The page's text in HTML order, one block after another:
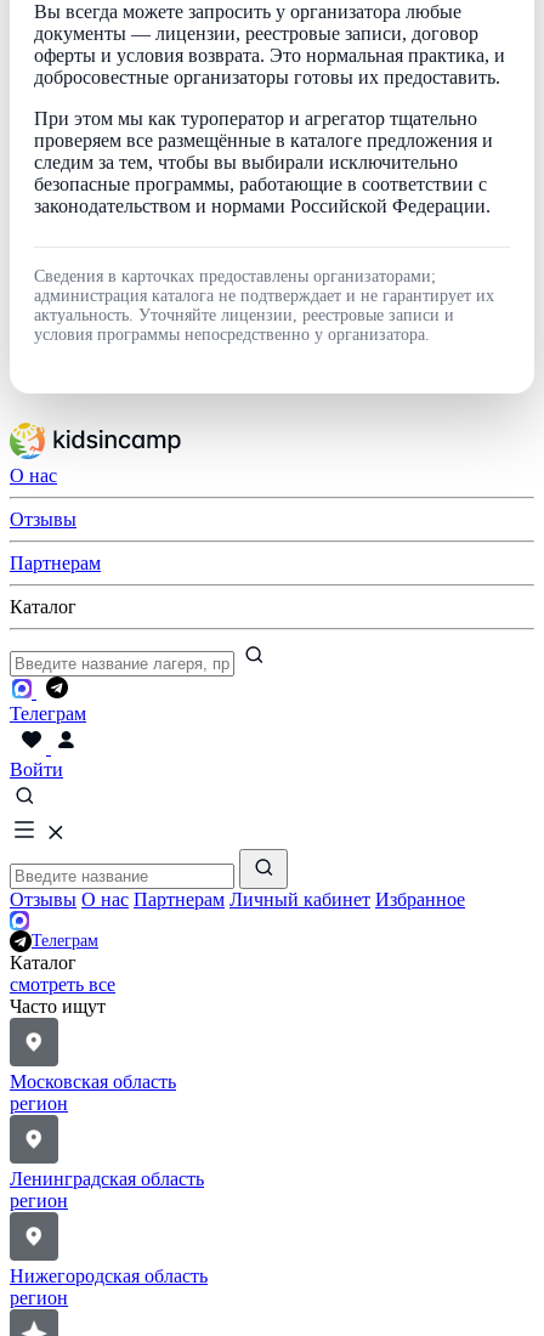
Вы всегда можете запросить у организатора любые
документы — лицензии, реестровые записи, договор
оферты и условия возврата. Это нормальная практика, и
добросовестные организаторы готовы их предоставить.
При этом мы как туроператор и агрегатор тщательно
проверяем все размещённые в каталоге предложения и
следим за тем, чтобы вы выбирали исключительно
безопасные программы, работающие в соответствии с
законодательством и нормами Российской Федерации.
Сведения в карточках предоставлены организаторами;
администрация каталога не подтверждает и не гарантирует их
актуальность. Уточняйте лицензии, реестровые записи и
условия программы непосредственно у организатора.
О нас
Отзывы
Партнерам
Каталог
Телеграм
Войти
Отзывы О нас Партнерам Личный кабинет Избранное
Телеграм
Каталог
смотреть все
Часто ищут
Московская область
регион
Ленинградская область
регион
Нижегородская область
регион